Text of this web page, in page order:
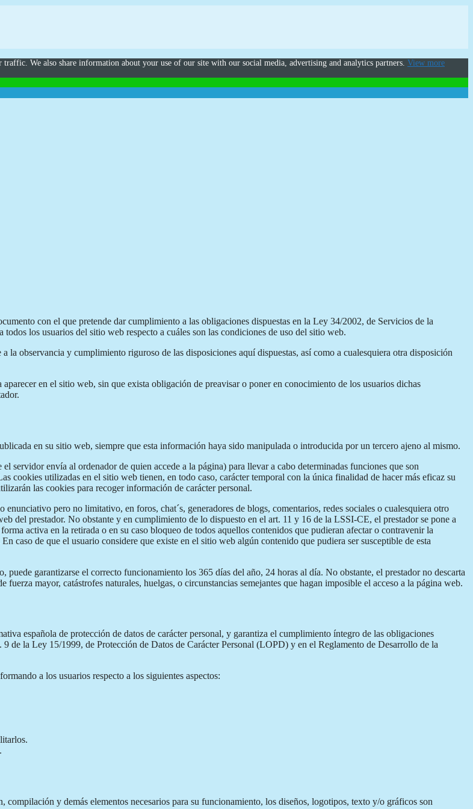
We also share information about your use of our site with our social media, advertising and analytics partners. View more
con el que pretende dar cumplimiento a las obligaciones dispuestas en la Ley 34/2002, de Servicios de la
los usuarios del sitio web respecto a cuáles son las condiciones de uso del sitio web.
la observancia y cumplimiento riguroso de las disposiciones aquí dispuestas, así como a cualesquiera otra disposición
en el sitio web, sin que exista obligación de preavisar o poner en conocimiento de los usuarios dichas
en su sitio web, siempre que esta información haya sido manipulada o introducida por un tercero ajeno al mismo.
envía al ordenador de quien accede a la página) para llevar a cabo determinadas funciones que son
cookies utilizadas en el sitio web tienen, en todo caso, carácter temporal con la única finalidad de hacer más eficaz su
las cookies para recoger información de carácter personal.
pero no limitativo, en foros, chat´s, generadores de blogs, comentarios, redes sociales o cualesquiera otro
del prestador. No obstante y en cumplimiento de lo dispuesto en el art. 11 y 16 de la LSSI-CE, el prestador se pone a
activa en la retirada o en su caso bloqueo de todos aquellos contenidos que pudieran afectar o contravenir la
caso de que el usuario considere que existe en el sitio web algún contenido que pudiera ser susceptible de esta
garantizarse el correcto funcionamiento los 365 días del año, 24 horas al día. No obstante, el prestador no descarta
mayor, catástrofes naturales, huelgas, o circunstancias semejantes que hagan imposible el acceso a la página web.
española de protección de datos de carácter personal, y garantiza el cumplimiento íntegro de las obligaciones
de la Ley 15/1999, de Protección de Datos de Carácter Personal (LOPD) y en el Reglamento de Desarrollo de la
a los usuarios respecto a los siguientes aspectos:
y demás elementos necesarios para su funcionamiento, los diseños, logotipos, texto y/o gráficos son